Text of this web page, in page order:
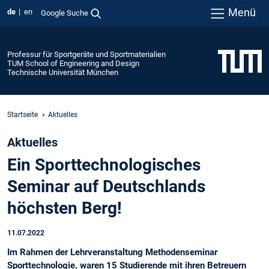
de en Google Suche Menü
Professur für Sportgeräte und Sportmaterialien
TUM School of Engineering and Design
Technische Universität München
Startseite Aktuelles
Aktuelles
Ein Sporttechnologisches
Seminar auf Deutschlands
höchsten Berg!
11.07.2022
Im Rahmen der Lehrveranstaltung Methodenseminar
Sporttechnologie, waren 15 Studierende mit ihren Betreuern